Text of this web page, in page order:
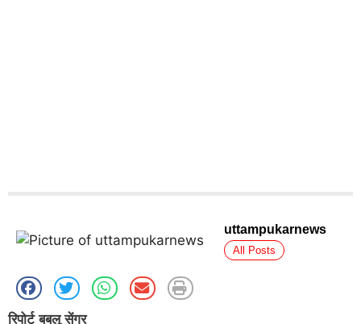
uttampukarnews
All Posts
रिपोर्ट बबलू सेंगर